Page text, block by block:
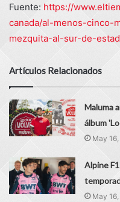
Fuente: https://
canada/al-menos-
mezquita-al-sur-de-
Artículos Relacionados
Maluma
álbum
May
Alpine
May